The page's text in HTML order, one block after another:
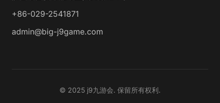
+86-029-2541871
admin@big-j9game.com
© 2025 j9九游会. 保留所有权利.